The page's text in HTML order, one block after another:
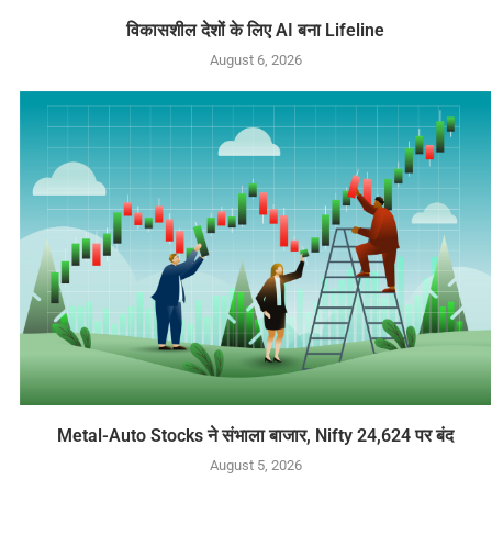
विकासशील देशों के लिए AI बना Lifeline
August 6, 2026
Metal-Auto Stocks ने संभाला बाजार, Nifty 24,624 पर बंद
August 5, 2026